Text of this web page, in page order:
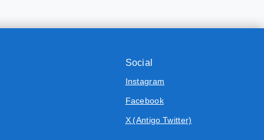
Social
Instagram
Facebook
X (Antigo Twitter)